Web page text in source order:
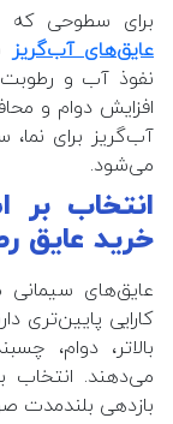
برای سطوحی که
عایق‌های آب‌گریز
نفوذ آب و
افزایش دوام و
آب‌گریز برای
می‌شود.
انتخاب
خرید عایق
عایق‌های سیمانی
کارایی پایین‌تری
بالاتر، دوام،
می‌دهند. انتخاب
بازدهی بلندمدت